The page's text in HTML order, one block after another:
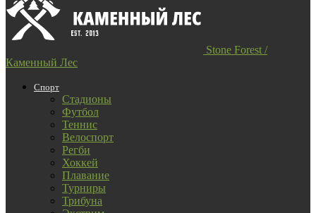
Stone Forest /
Каменный Лес
Спорт
Стадионы
Футбол
Теннис
Велоспорт
Регби
Хоккей
Плавание
Турниры
Трибуна